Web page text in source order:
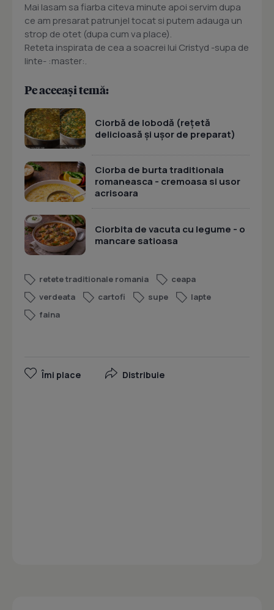
Mai lasam sa fiarba citeva minute apoi servim dupa
ce am presarat patrunjel tocat si putem adauga un
strop de otet (dupa cum va place).
Reteta inspirata de cea a soacrei lui Cristyd -supa de
linte- :master:.
Pe aceeași temă:
Ciorbă de lobodă (rețetă
delicioasă și ușor de preparat)
Ciorba de burta traditionala
romaneasca - cremoasa si usor
acrisoara
Ciorbita de vacuta cu legume - o
mancare satioasa
retete traditionale romania
ceapa
verdeata
cartofi supe
lapte
faina
Îmi place Distribuie